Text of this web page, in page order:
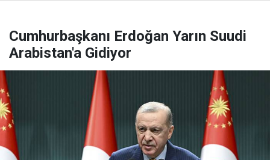
Cumhurbaşkanı Erdoğan Yarın Suudi
Arabistan'a Gidiyor